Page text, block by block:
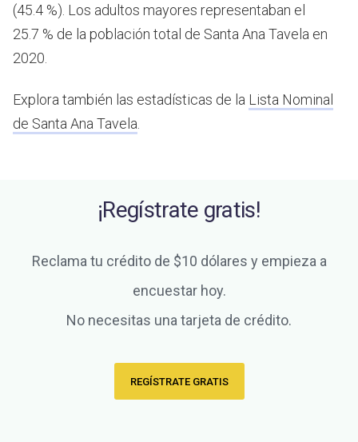
(45.4 %). Los adultos mayores representaban el
25.7 % de la población total de Santa Ana Tavela en
2020.
Explora también las estadísticas de la Lista Nominal
de Santa Ana Tavela.
¡Regístrate gratis!
Reclama tu crédito de $10 dólares y empieza a
encuestar hoy.
No necesitas una tarjeta de crédito.
REGÍSTRATE GRATIS